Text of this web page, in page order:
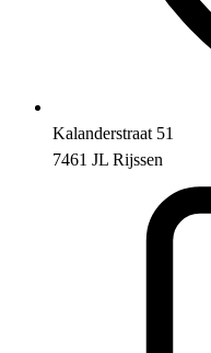
Kalanderstraat 51
7461 JL Rijssen